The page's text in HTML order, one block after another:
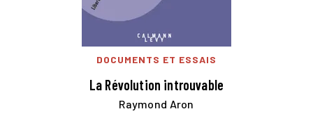
DOCUMENTS ET ESSAIS
La Révolution introuvable
Raymond Aron